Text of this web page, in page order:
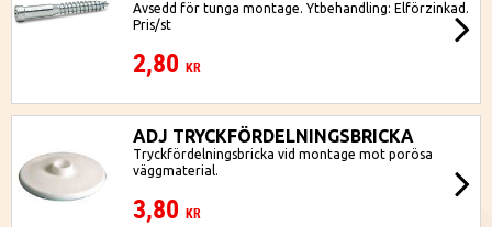
Avsedd för tunga montage. Ytbehandling: Elförzinkad.
Pris/st
2,80 KR
ADJ TRYCKFÖRDELNINGSBRICKA
Tryckfördelningsbricka vid montage mot porösa
väggmaterial.
3,80 KR